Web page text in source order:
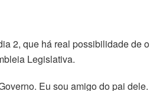
2, que há real possibilidade de o
Legislativa.
Eu sou amigo do pai dele.